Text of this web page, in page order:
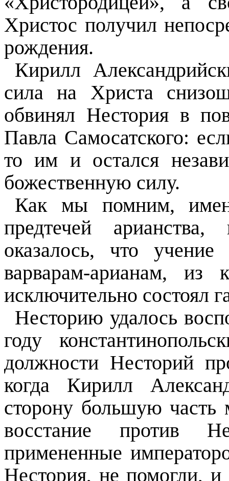
Христос получил
рождения.
Кирилл
сила на Христа
обвинял Нестория в
Павла Самосатского:
то им и остался
божественную силу.
Как мы помним,
предтечей
оказалось, что
варварам-арианам,
исключительно состоял
Несторию удалось
году
должности Несторий
когда Кирилл
сторону большую часть
восстание против
примененные
Нестория, не помогли,